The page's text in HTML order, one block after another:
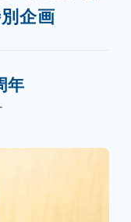
企画
年